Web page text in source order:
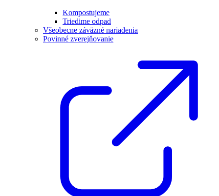
Kompostujeme
Triedime odpad
Všeobecne záväzné nariadenia
Povinné zverejňovanie